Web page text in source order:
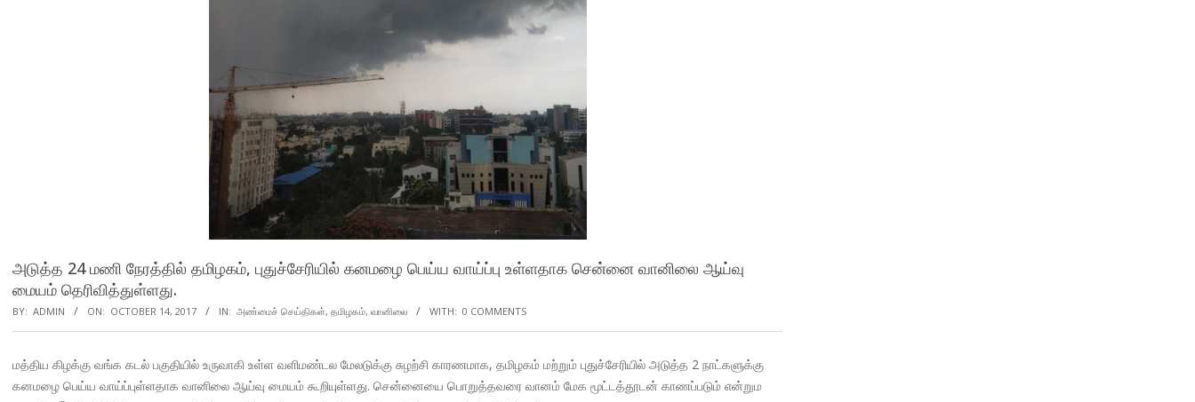
அடுத்த 24 மணி நேரத்தில் தமிழகம், புதுச்சேரியில் கனமழை பெய்ய வாய்ப்பு உள்ளதாக சென்னை வானிலை ஆய்வு
மையம் தெரிவித்துள்ளது.
BY: ADMIN ON: OCTOBER 14, 2017 IN: அண்மைச் செய்திகள், தமிழகம், வானிலை WITH: 0 COMMENTS
மத்திய கிழக்கு வங்க கடல் பகுதியில் உருவாகி உள்ள வளிமண்டல மேலடுக்கு சுழற்சி காரணமாக, தமிழகம் மற்றும் புதுச்சேரியில் அடுத்த 2 நாட்களுக்கு
கனமழை பெய்ய வாய்ப்புள்ளதாக வானிலை ஆய்வு மையம் கூறியுள்ளது. சென்னையை பொறுத்தவரை வானம் மேக மூட்டத்தூடன் காணப்படும் என்றும